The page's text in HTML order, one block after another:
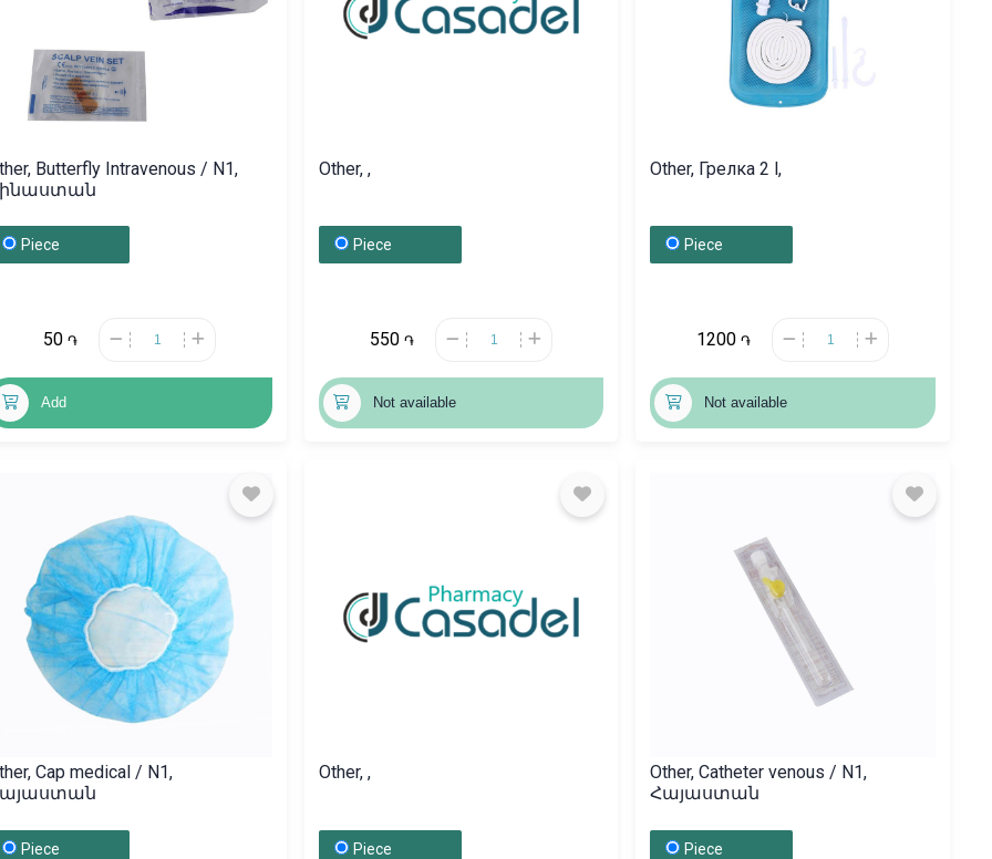
Butterfly Intravenous / N1,
Piece
50 ֏
Add
Other, ,
Piece
550֏
Not available
Other, Грелка 2 l,
Piece
1200֏
Not available
Cap medical / N1,
Piece
Other, ,
Piece
Other, Catheter venous / N1,
Հայաստան
Piece